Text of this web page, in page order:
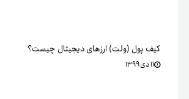
کیف پول (ولت) ارزهای دیجیتال چیست؟
۱۱ دی ۱۳۹۹